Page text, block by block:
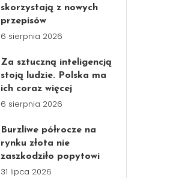
skorzystają z nowych
przepisów
6 sierpnia 2026
Za sztuczną inteligencją
stoją ludzie. Polska ma
ich coraz więcej
6 sierpnia 2026
Burzliwe półrocze na
rynku złota nie
zaszkodziło popytowi
31 lipca 2026